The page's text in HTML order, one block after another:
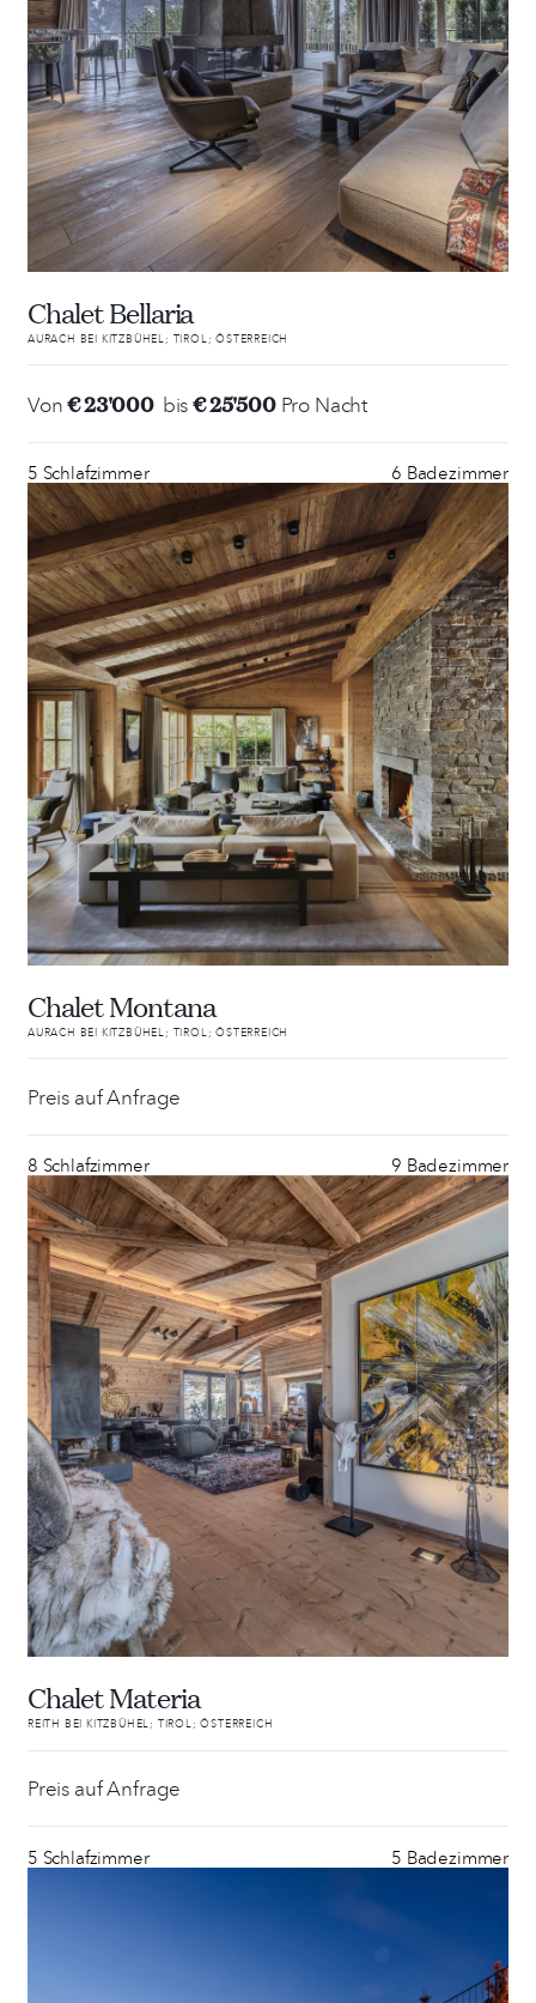
Chalet Bellaria
AURACH BEI KITZBÜHEL; TIROL; ÖSTERREICH
Von€ 23'000 bis€ 25'500Pro Nacht
5 Schlafzimmer 6 Badezimmer
Chalet Montana
AURACH BEI KITZBÜHEL; TIROL; ÖSTERREICH
Preis auf Anfrage
8 Schlafzimmer 9 Badezimmer
Chalet Materia
REITH BEI KITZBÜHEL; TIROL; ÖSTERREICH
Preis auf Anfrage
5 Schlafzimmer 5 Badezimmer